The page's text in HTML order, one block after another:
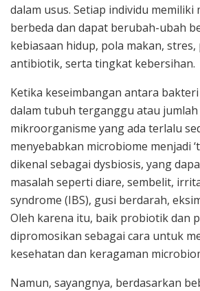
dalam usus. Setiap individu memiliki
berbeda dan dapat berubah-ubah
kebiasaan hidup, pola makan,
antibiotik, serta tingkat kebersihan.
Ketika keseimbangan antara
dalam tubuh terganggu atau jumlah
mikroorganisme yang ada terlalu
menyebabkan microbiome menjadi
dikenal sebagai dysbiosis, yang
masalah seperti diare, sembelit,
syndrome (IBS), gusi berdarah,
Oleh karena itu, baik probiotik dan
dipromosikan sebagai cara untuk
kesehatan dan keragaman
Namun, sayangnya, berdasarkan